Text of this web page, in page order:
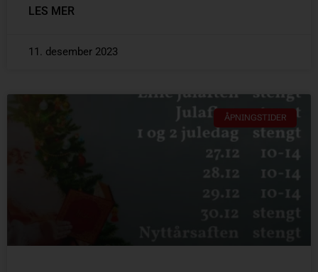
LES MER
11. desember 2023
ÅPNINGSTIDER